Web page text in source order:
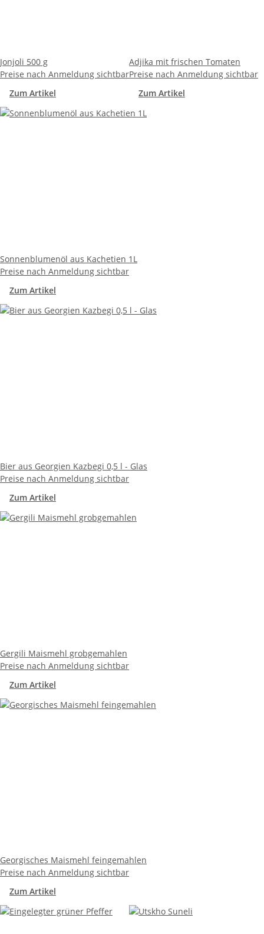
Jonjoli 500 g
Preise nach Anmeldung sichtbar
Zum Artikel
Adjika mit frischen Tomaten
Preise nach Anmeldung sichtbar
Zum Artikel
Sonnenblumenöl aus Kachetien 1L
Preise nach Anmeldung sichtbar
Zum Artikel
Bier aus Georgien Kazbegi 0,5 l - Glas
Preise nach Anmeldung sichtbar
Zum Artikel
Gergili Maismehl grobgemahlen
Preise nach Anmeldung sichtbar
Zum Artikel
Georgisches Maismehl feingemahlen
Preise nach Anmeldung sichtbar
Zum Artikel